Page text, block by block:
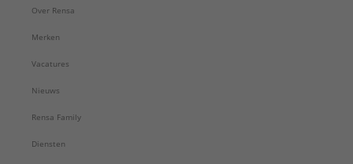
Over Rensa
Merken
Vacatures
Nieuws
Rensa Family
Diensten